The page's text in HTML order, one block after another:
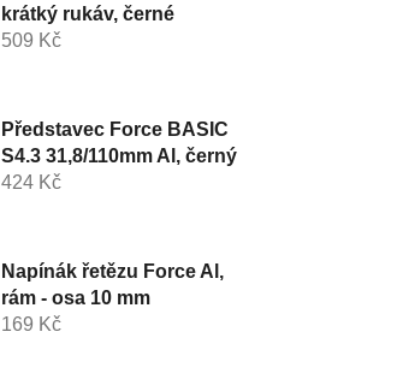
krátký rukáv, černé
509 Kč
Představec Force BASIC
S4.3 31,8/110mm Al, černý
424 Kč
Napínák řetězu Force Al,
rám - osa 10 mm
169 Kč